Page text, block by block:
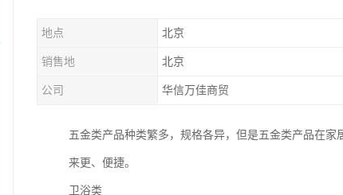
地点 北京
销售地 北京
公司 华信万佳商贸
五金类产品种类繁多，规格各异，但是五金类产品在
来更、便捷。
卫浴类